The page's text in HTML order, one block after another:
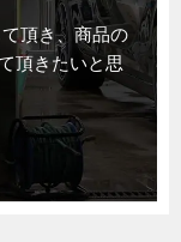
頂き、商品の
頂きたいと思